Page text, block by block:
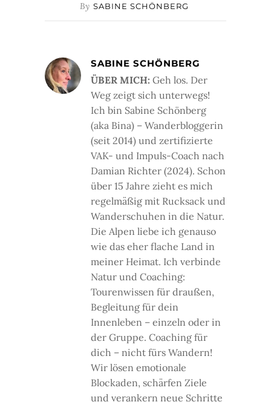
By SABINE SCHÖNBERG
SABINE SCHÖNBERG
ÜBER MICH: Geh los. Der
Weg zeigt sich unterwegs!
Ich bin Sabine Schönberg
(aka Bina) – Wanderbloggerin
(seit 2014) und zertifizierte
VAK- und Impuls-Coach nach
Damian Richter (2024). Schon
über 15 Jahre zieht es mich
regelmäßig mit Rucksack und
Wanderschuhen in die Natur.
Die Alpen liebe ich genauso
wie das eher flache Land in
meiner Heimat. Ich verbinde
Natur und Coaching:
Tourenwissen für draußen,
Begleitung für dein
Innenleben – einzeln oder in
der Gruppe. Coaching für
dich – nicht fürs Wandern!
Wir lösen emotionale
Blockaden, schärfen Ziele
und verankern neue Schritte